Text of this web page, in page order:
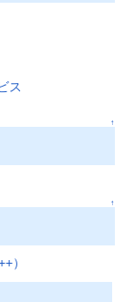
ス
↑
↑
）